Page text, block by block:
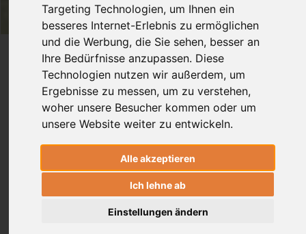
Targeting Technologien, um Ihnen ein
besseres Internet-Erlebnis zu ermöglichen
und die Werbung, die Sie sehen, besser an
Ihre Bedürfnisse anzupassen. Diese
Technologien nutzen wir außerdem, um
Ergebnisse zu messen, um zu verstehen,
woher unsere Besucher kommen oder um
unsere Website weiter zu entwickeln.
Alle akzeptieren
Ich lehne ab
Einstellungen ändern
Login
Passwort vergessen / Registrieren